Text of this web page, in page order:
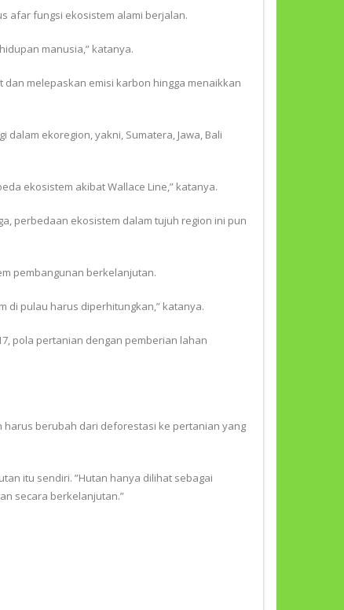
afar fungsi ekosistem alami berjalan.
manusia,” katanya.
melepaskan emisi karbon hingga menaikkan
ekoregion, yakni, Sumatera, Jawa, Bali
ekosistem akibat Wallace Line,” katanya.
perbedaan ekosistem dalam tujuh region ini pun
pembangunan berkelanjutan.
di pulau harus diperhitungkan,” katanya.
pola pertanian dengan pemberian lahan
harus berubah dari deforestasi ke pertanian yang
itu sendiri. ”Hutan hanya dilihat sebagai
secara berkelanjutan.”